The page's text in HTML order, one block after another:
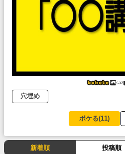
saz
穴埋め
ボケる(11)
新着順 投稿順